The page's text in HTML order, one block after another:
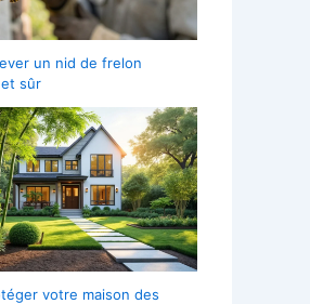
un nid de frelon
sûr
votre maison des